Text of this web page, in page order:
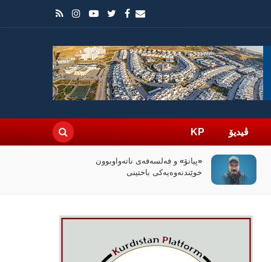
ڤیدیۆ KP
سیاسەتی خۆتەعریبکردن لە باشووری
کوردستان